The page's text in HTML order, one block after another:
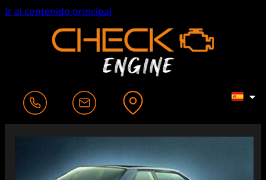
Ir al contenido principal